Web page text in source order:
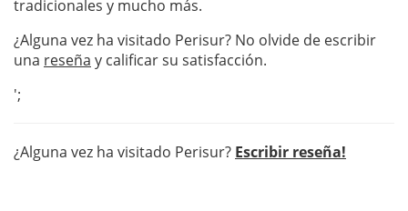
tradicionales y mucho más.
¿Alguna vez ha visitado Perisur? No olvide de escribir
una reseña y calificar su satisfacción.
';
¿Alguna vez ha visitado Perisur? Escribir reseña!